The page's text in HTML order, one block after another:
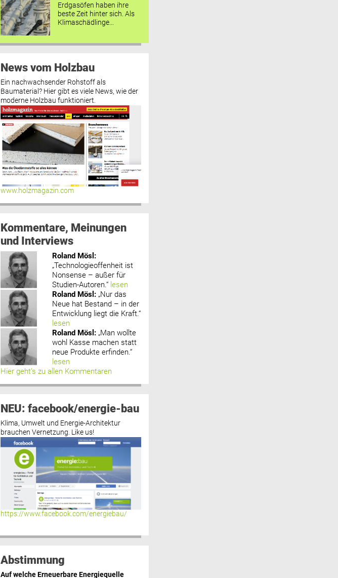
Erdgasöfen haben ihre
beste Zeit hinter sich. Als
Klimaschädlinge...
News vom Holzbau
Ein nachwachsender Rohstoff als
Baumaterial? Hier gibt es viele News, wie der
moderne Holzbau funktioniert.
www.holzmagazin.com
Kommentare, Meinungen
und Interviews
Roland Mösl :
„Technologieoffenheit ist
Nonsense – außer für
Studien-Autoren.“ lesen
Roland Mösl : „Nur das
Neue hat Bestand – in der
Entwicklung liegt die Kraft.“
lesen
Roland Mösl : „Man wollte
wohl Kasse machen statt
neue Produkte erfinden.“
lesen
Hier geht’s zu allen Kommentaren
NEU: facebook/energie-bau
Klima, Umwelt und Energie-Architektur
brauchen Vernetzung. Like us!
https://www.facebook.com/energiebau/
Abstimmung
Auf welche Erneuerbare Energiequelle